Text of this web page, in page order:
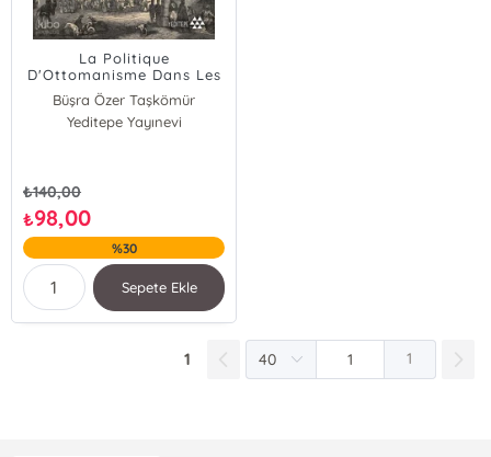
La Politique
D'Ottomanisme Dans Les
Manuels Scolaires
Ottomans; (1874-1894)
Büşra Özer Taşkömür
Yeditepe Yayınevi
₺140,00
₺98,00
%30
Sepete Ekle
1 1